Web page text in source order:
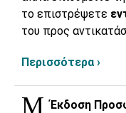
το επιστρέψετε
του προς
Περισσότερα ›
Έκδοση